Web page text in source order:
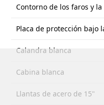
Contorno de los faros y
Placa de protección bajo
Calandra blanca
Cabina blanca
Llantas de acero de 15"